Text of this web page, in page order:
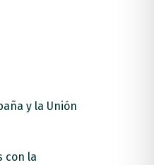
y la Unión
con la